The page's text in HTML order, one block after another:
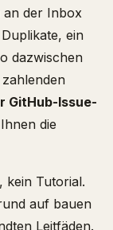
an der Inbox
ein
dazwischen
GitHub-Issue-
die
kein Tutorial.
auf bauen
Leitfäden.